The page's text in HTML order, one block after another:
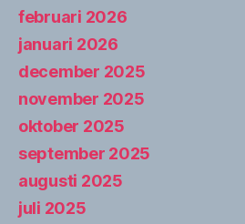
februari 2026
januari 2026
december 2025
november 2025
oktober 2025
september 2025
augusti 2025
juli 2025